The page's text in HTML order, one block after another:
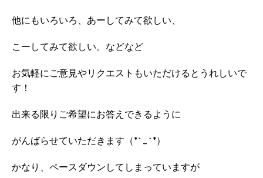
他にもいろいろ、あーしてみて欲しい、
こーしてみて欲しい。などなど
お気軽にご意見やリクエストもいただけるとうれしいで
す！
出来る限りご希望にお答えできるように
がんばらせていただきます（*^_^*）
かなり、ペースダウンしてしまっていますが